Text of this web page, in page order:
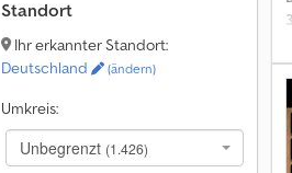
Standort
Ihr erkannter Standort:
Deutschland
(ändern)
Umkreis:
Unbegrenzt (1.426)
3